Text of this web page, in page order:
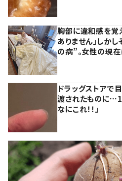
胸部に違和感を覚
ありません」しか
の病”。女性の現
ドラッグストアで
渡されたものに
なにこれ！！」